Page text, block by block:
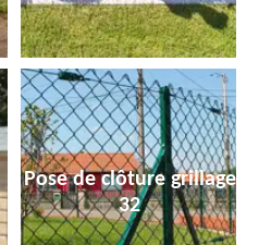
Pose de clôture grillage
32